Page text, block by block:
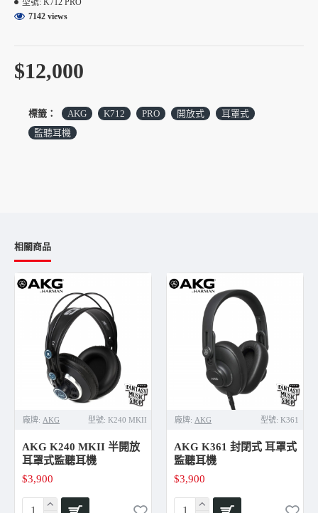
［商品規格]
驅動單體(mm)：45
靈敏度 (dB SPL/V @ 1 kHz)：105
額定阻抗 (Ω)：62
最大輸入功率 (mW)：200
$12,000
型號: K712 PRO
7142 views
標籤： AKG K712 PRO 開放式
耳罩式
監聽耳機
相關商品
廠牌: AKG 型號: K240 MKII
AKG K240 MKII 半開放
耳罩式監聽耳機
$3,900
廠牌: AKG 型號: K361
AKG K361 封閉式 耳罩式
監聽耳機
$3,900